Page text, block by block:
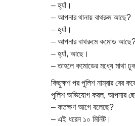
– হ্যাঁ।
– আপনার থানায় বাথরুম আছে?
– হ্যাঁ।
– আপনার বাথরুমে কমোড
– হ্যাঁ, আছে।
– তাহলে কমোডের মধ্যে মাথা
কিছুক্ষণ পর পুলিশ নাম্বার বের
পুলিশ অভিযোগ করল, আপনার
– কতক্ষণ আগে বলেছে?
– এই ধরেন ১০ মিনিট।